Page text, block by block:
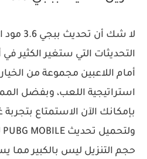
لا شك أن
التحديثات التي ستغير الكثير
أمام اللاعبين مجموعة من
استراتيجية اللعب، وبفضل
بإمكانك الآن الاستمتاع
ولتحميل تحديث PUBG MOBILE للاندرويد من
حجم التنزيل ليس بالكبير مما